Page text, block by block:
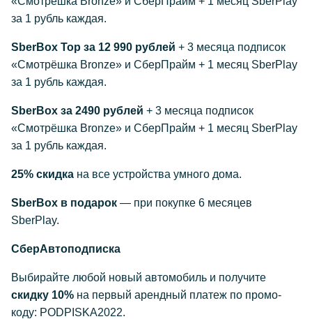
за 1 рубль каждая.
SberBox Top за 12 990 рублей + 3 месяца подписок
«Смотрёшка Bronze» и СберПрайм + 1 месяц SberPlay
за 1 рубль каждая.
SberBox за 2490 рублей + 3 месяца подписок
«Смотрёшка Bronze» и СберПрайм + 1 месяц SberPlay
за 1 рубль каждая.
25% скидка на все устройства умного дома.
SberBox в подарок — при покупке 6 месяцев
SberPlay.
СберАвтоподписка
Выбирайте любой новый автомобиль и получите
скидку 10% на первый арендный платеж по промо-
коду: PODPISKA2022.